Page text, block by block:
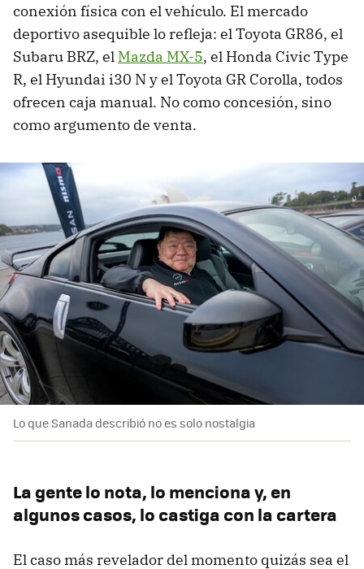
conexión física con el vehículo. El mercado
deportivo asequible lo refleja: el Toyota GR86, el
Subaru BRZ, el Mazda MX-5, el Honda Civic Type
R, el Hyundai i30 N y el Toyota GR Corolla, todos
ofrecen caja manual. No como concesión, sino
como argumento de venta.
Lo que Sanada describió no es solo nostalgia
La gente lo nota, lo menciona y, en
algunos casos, lo castiga con la cartera
El caso más revelador del momento quizás sea el